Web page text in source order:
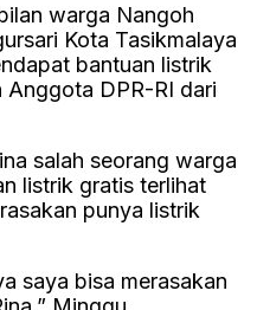
warga Nangoh
Kota Tasikmalaya
bantuan listrik
DPR-RI dari
salah seorang warga
listrik gratis terlihat
punya listrik
saya bisa merasakan